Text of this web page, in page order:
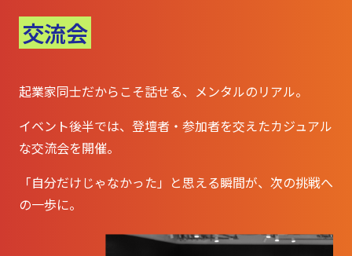
交流会
起業家同士だからこそ話せる、メンタルのリアル。
イベント後半では、登壇者・参加者を交えたカジュアル
な交流会を開催。
「自分だけじゃなかった」と思える瞬間が、次の挑戦へ
の一歩に。